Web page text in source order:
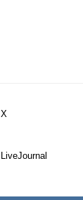
X
LiveJournal